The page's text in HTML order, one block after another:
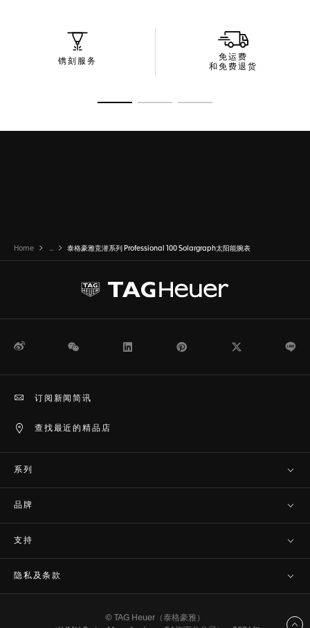
镌刻服务
免运费
和免费退货
Home ... 泰格豪雅竞潜系列 Professional 100 Solargraph太阳能腕表
微博 WeChat Pinterest
查找最近的精品店
订阅新闻简讯
系列
品牌
支持
隐私及条款
© TAG Heuer（泰格豪雅）